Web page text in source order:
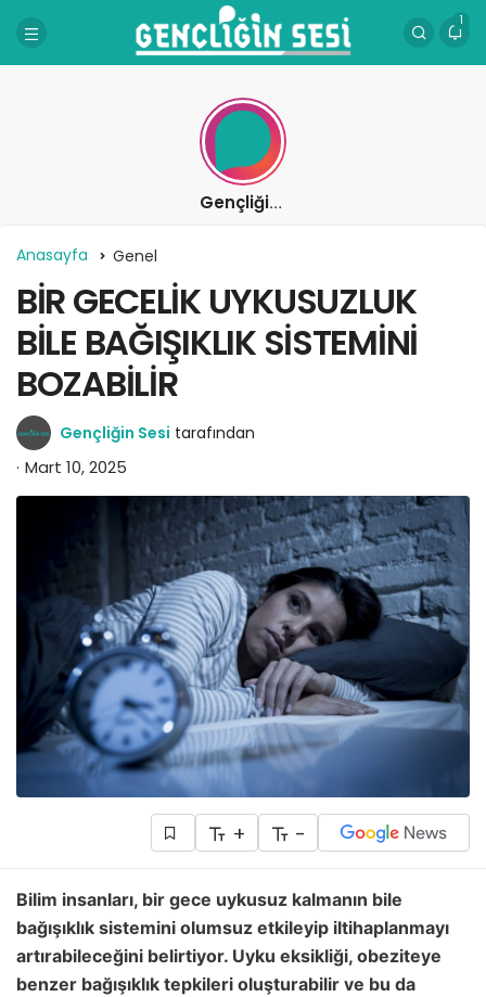
1
Gençliğin Sesi
Anasayfa Genel
BİR GECELİK UYKUSUZLUK
BİLE BAĞIŞIKLIK SİSTEMİNİ
BOZABİLİR
Gençliğin Sesi tarafından
Mart 10, 2025
+ -
Bilim insanları, bir gece uykusuz kalmanın bile
bağışıklık sistemini olumsuz etkileyip iltihaplanmayı
artırabileceğini belirtiyor. Uyku eksikliği, obeziteye
benzer bağışıklık tepkileri oluşturabilir ve bu da